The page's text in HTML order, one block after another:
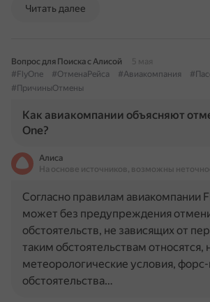
Читать далее
Вопрос для Поиска с Алисой
5 мая
#FlyOne
#ОтменаРейса #Авиакомпания
#ПричиныОтмены
Как авиакомпании объясняют
One?
Алиса
На основе источников, возможны
Согласно правилам авиакомпании
может без предупреждения
обстоятельств, не зависящих от
таким обстоятельствам относятся,
метеорологические условия,
обстоятельства…